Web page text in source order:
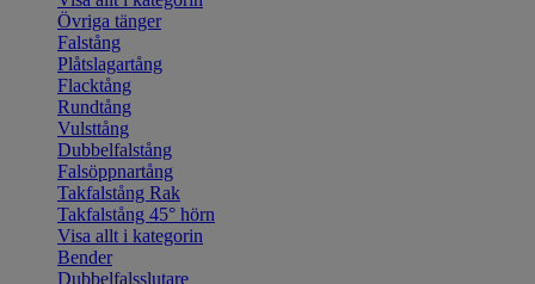
Övriga tänger
Falstång
Plåtslagartång
Flacktång
Rundtång
Vulsttång
Dubbelfalstång
Falsöppnartång
Takfalstång Rak
Takfalstång 45° hörn
Visa allt i kategorin
Bender
Dubbelfalsslutare